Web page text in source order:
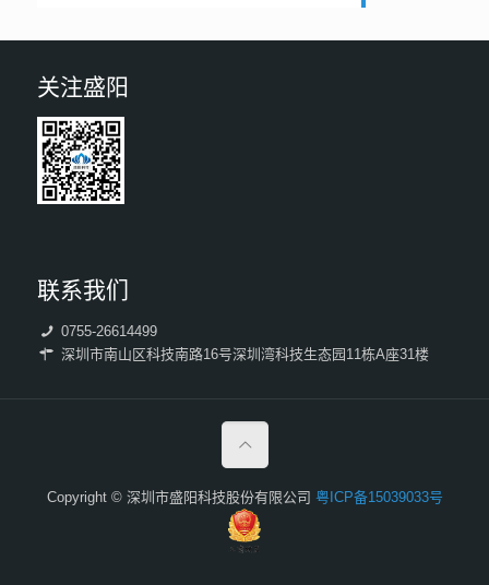
关注盛阳
联系我们
0755-26614499
深圳市南山区科技南路16号深圳湾科技生态园11栋A座31楼
Copyright © 深圳市盛阳科技股份有限公司 粤ICP备15039033号